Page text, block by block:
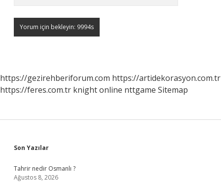
https://gezirehberiforum.com https://artidekorasyon.com.tr
https://feres.com.tr knight online nttgame Sitemap
Sidebar
Son Yazılar
Tahrir nedir Osmanlı ?
Ağustos 8, 2026